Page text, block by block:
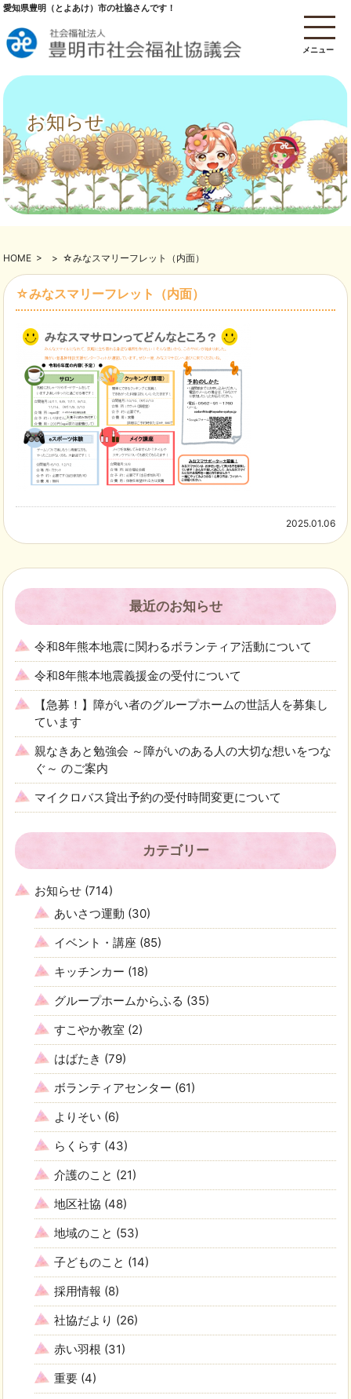
メニュー
愛知県豊明（とよあけ）市の社協さんです！
お知らせ
HOME > > ☆みなスマリーフレット（内面）
☆みなスマリーフレット（内面）
2025.01.06
最近のお知らせ
令和8年熊本地震に関わるボランティア活動について
令和8年熊本地震義援金の受付について
【急募！】障がい者のグループホームの世話人を募集し
ています
親なきあと勉強会 ～障がいのある人の大切な想いをつな
ぐ～ のご案内
マイクロバス貸出予約の受付時間変更について
カテゴリー
お知らせ (714)
あいさつ運動 (30)
イベント・講座 (85)
キッチンカー (18)
グループホームからふる (35)
すこやか教室 (2)
はばたき (79)
ボランティアセンター (61)
よりそい (6)
らくらす (43)
介護のこと (21)
地区社協 (48)
地域のこと (53)
子どものこと (14)
採用情報 (8)
社協だより (26)
赤い羽根 (31)
重要 (4)